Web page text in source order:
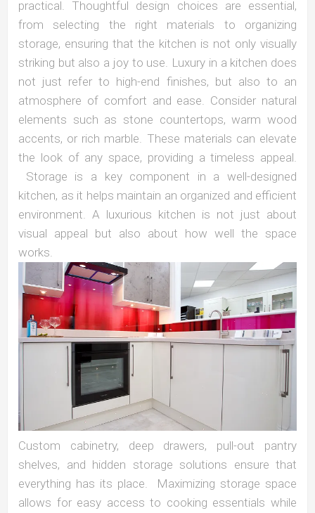
practical. Thoughtful design choices are essential,
from selecting the right materials to organizing
storage, ensuring that the kitchen is not only visually
striking but also a joy to use. Luxury in a kitchen does
not just refer to high-end finishes, but also to an
atmosphere of comfort and ease. Consider natural
elements such as stone countertops, warm wood
accents, or rich marble. These materials can elevate
the look of any space, providing a timeless appeal.
Storage is a key component in a well-designed
kitchen, as it helps maintain an organized and efficient
environment. A luxurious kitchen is not just about
visual appeal but also about how well the space
works.
Custom cabinetry, deep drawers, pull-out pantry
shelves, and hidden storage solutions ensure that
everything has its place. Maximizing storage space
allows for easy access to cooking essentials while